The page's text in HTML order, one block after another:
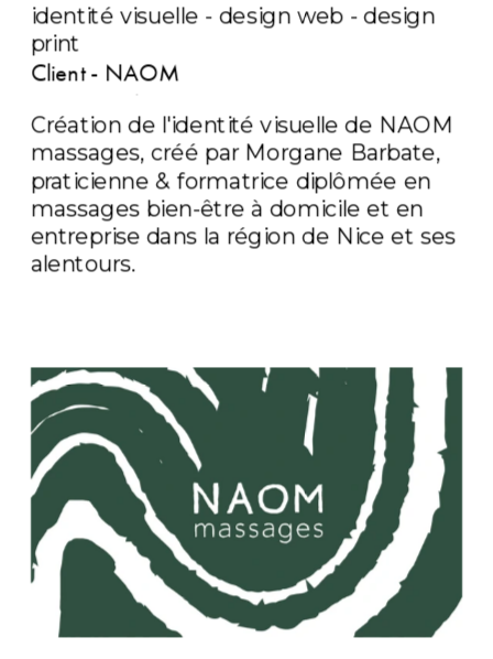
identité visuelle - design web - design
print
Client - NAOM
Date - Avril 2022
Création de l'identité visuelle de NAOM
massages, créé par Morgane Barbate,
praticienne & formatrice diplômée en
massages bien-être à domicile et en
entreprise dans la région de Nice et ses
alentours.